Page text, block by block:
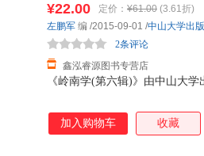
《岭南学(第六辑)》由中山大
¥22.00 定价： ¥61.00 (3.61折)
鑫泓睿源图书专营店
2条评论
左鹏军 编 /2015-09-01 /中山大学出
加入购物车 收藏